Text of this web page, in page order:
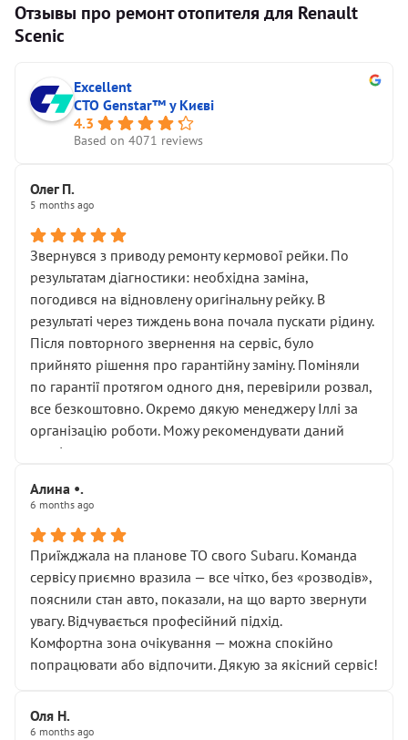
Отзывы про ремонт отопителя для Renault
Scenic
Excellent
СТО Genstar™ у Києві
4.3
Based on 4071 reviews
Олег П.
5 months ago
Звернувся з приводу ремонту кермової рейки. По
результатам діагностики: необхідна заміна,
погодився на відновлену оригінальну рейку. В
результаті через тиждень вона почала пускати рідину.
Після повторного звернення на сервіс, було
прийнято рішення про гарантійну заміну. Поміняли
по гарантії протягом одного дня, перевірили розвал,
все безкоштовно. Окремо дякую менеджеру Іллі за
організацію роботи. Можу рекомендувати даний
сервіс.
Алина •.
6 months ago
Приїжджала на планове ТО свого Subaru. Команда
сервісу приємно вразила — все чітко, без «розводів»,
пояснили стан авто, показали, на що варто звернути
увагу. Відчувається професійний підхід.
Комфортна зона очікування — можна спокійно
попрацювати або відпочити. Дякую за якісний сервіс!
Оля Н.
6 months ago